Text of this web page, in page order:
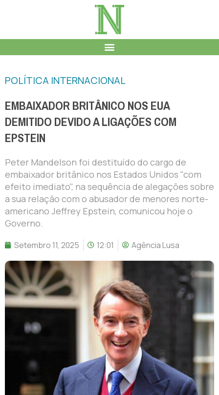
POLÍTICA INTERNACIONAL
EMBAIXADOR BRITÂNICO NOS EUA
DEMITIDO DEVIDO A LIGAÇÕES COM
EPSTEIN
Peter Mandelson foi destituído do cargo de
embaixador britânico nos Estados Unidos "com
efeito imediato", na sequência de alegações sobre
a sua relação com o abusador de menores norte-
americano Jeffrey Epstein, comunicou hoje o
Governo.
Setembro 11, 2025 12:01 Agência Lusa